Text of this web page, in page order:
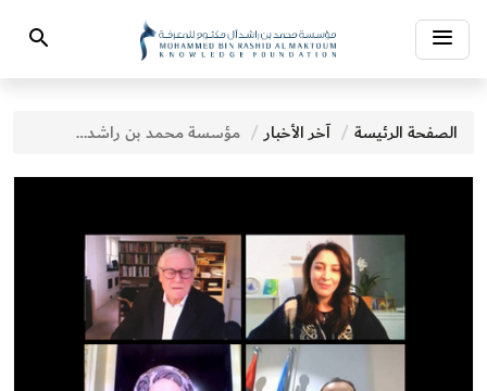
Toggle
navigation
Search
الصفحة الرئيسة آخر الأخبار مؤسسة محمد بن راشد آل مكتوم للمعرفة تطلق جلسات اليوم الأول من «حوارات المعرفة»